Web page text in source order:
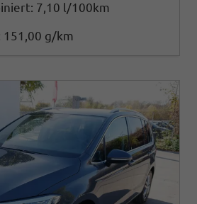
7,10 l/100km
151,00 g/km